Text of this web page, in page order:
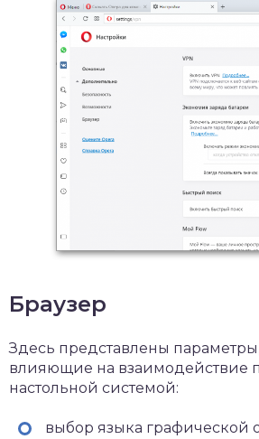
Браузер
Здесь представлены
влияющие на взаимодействие
настольной системой:
выбор языка графической